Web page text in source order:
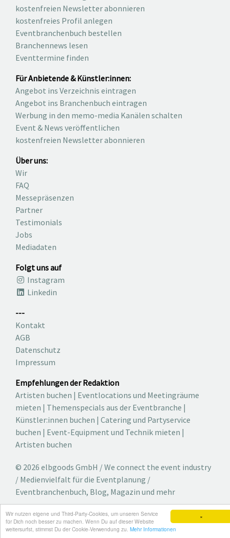
×
Wir nutzen eigene und Third-Party-Cookies, um unseren Service
für Dich noch besser zu machen. Wenn Du auf dieser Website
weitersurfst, stimmst Du der Cookie-Verwendung zu. Mehr Informationen
kostenfreien Newsletter abonnieren
kostenfreies Profil anlegen
Eventbranchenbuch bestellen
Branchennews lesen
Eventtermine finden
Für Anbietende & Künstler:innen:
Angebot ins Verzeichnis eintragen
Angebot ins Branchenbuch eintragen
Werbung in den memo-media Kanälen schalten
Event & News veröffentlichen
kostenfreien Newsletter abonnieren
Über uns:
Wir
FAQ
Messepräsenzen
Partner
Testimonials
Jobs
Mediadaten
Folgt uns auf
Instagram
Linkedin
---
Kontakt
AGB
Datenschutz
Impressum
Empfehlungen der Redaktion
Artisten buchen | Eventlocations und Meetingräume
mieten | Themenspecials aus der Eventbranche |
Künstler:innen buchen | Catering und Partyservice
buchen | Event-Equipment und Technik mieten |
Artisten buchen
© 2026 elbgoods GmbH / We connect the event industry
/ Medienvielfalt für die Eventplanung /
Eventbranchenbuch, Blog, Magazin und mehr